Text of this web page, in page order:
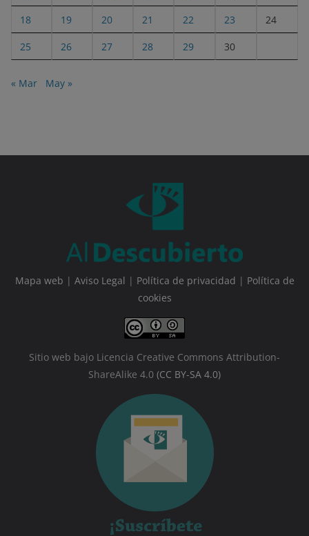
18 19 20 21 22 23 24
25 26 27 28 29 30
« Mar May »
Mapa web | Aviso Legal | Política de privacidad | Política de
cookies
Sitio web bajo Licencia Creative Commons Attribution-
ShareAlike 4.0 (CC BY-SA 4.0)